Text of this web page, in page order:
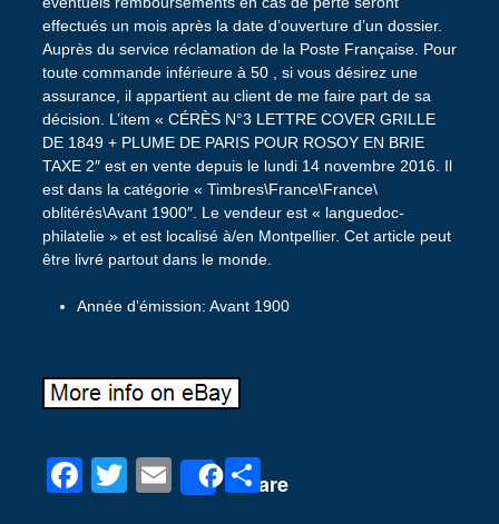
effectués un mois après la date d’ouverture d’un dossier.
Auprès du service réclamation de la Poste Française. Pour
toute commande inférieure à 50 , si vous désirez une
assurance, il appartient au client de me faire part de sa
décision. L’item « CÉRÈS N°3 LETTRE COVER GRILLE
DE 1849 + PLUME DE PARIS POUR ROSOY EN BRIE
TAXE 2″ est en vente depuis le lundi 14 novembre 2016. Il
est dans la catégorie « Timbres\France\France\
oblitérés\Avant 1900″. Le vendeur est « languedoc-
philatelie » et est localisé à/en Montpellier. Cet article peut
être livré partout dans le monde.
Année d’émission: Avant 1900
F
T
E
Share
P